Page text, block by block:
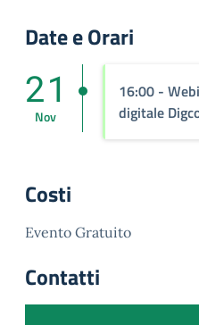
Date e Orari
21
Nov
16:00 -
digitale
Costi
Evento Gratuito
Contatti